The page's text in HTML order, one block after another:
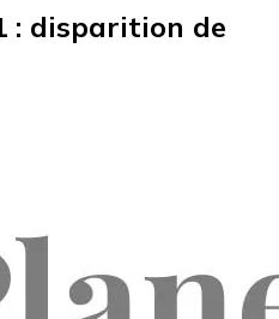
: disparition de